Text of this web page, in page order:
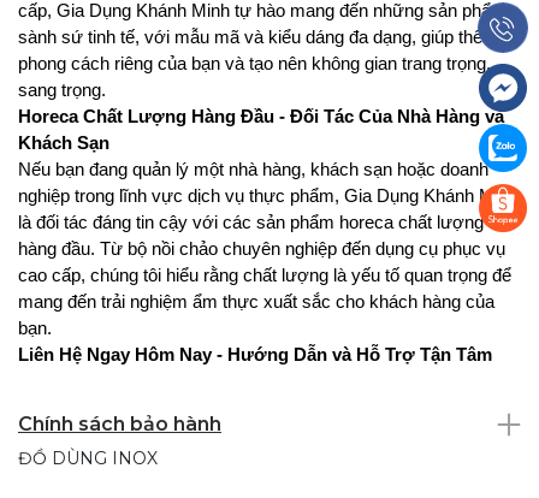
cấp, Gia Dụng Khánh Minh tự hào mang đến những sản phẩm
sành sứ tinh tế, với mẫu mã và kiểu dáng đa dạng, giúp thể hiện
phong cách riêng của bạn và tạo nên không gian trang trọng,
sang trọng.
Horeca Chất Lượng Hàng Đầu - Đối Tác Của Nhà Hàng và
Khách Sạn
Nếu bạn đang quản lý một nhà hàng, khách sạn hoặc doanh
nghiệp trong lĩnh vực dịch vụ thực phẩm, Gia Dụng Khánh Minh
là đối tác đáng tin cậy với các sản phẩm horeca chất lượng
hàng đầu. Từ bộ nồi chảo chuyên nghiệp đến dụng cụ phục vụ
cao cấp, chúng tôi hiểu rằng chất lượng là yếu tố quan trọng để
mang đến trải nghiệm ẩm thực xuất sắc cho khách hàng của
bạn.
Liên Hệ Ngay Hôm Nay - Hướng Dẫn và Hỗ Trợ Tận Tâm
hotline: 0908 813 221. Đội ngũ chuyên nghiệp và tận tâm của
chúng tôi sẽ sẵn sàng tư vấn và hỗ trợ bạn trong quá trình chọn
Chính sách bảo hành
ĐỒ DÙNG INOX